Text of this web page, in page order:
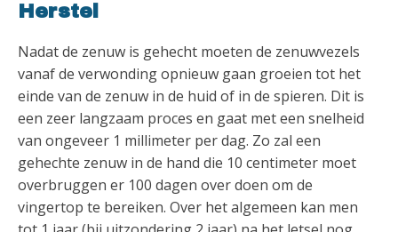
Herstel
Nadat de zenuw is gehecht moeten de zenuwvezels
vanaf de verwonding opnieuw gaan groeien tot het
einde van de zenuw in de huid of in de spieren. Dit is
een zeer langzaam proces en gaat met een snelheid
van ongeveer 1 millimeter per dag. Zo zal een
gehechte zenuw in de hand die 10 centimeter moet
overbruggen er 100 dagen over doen om de
vingertop te bereiken. Over het algemeen kan men